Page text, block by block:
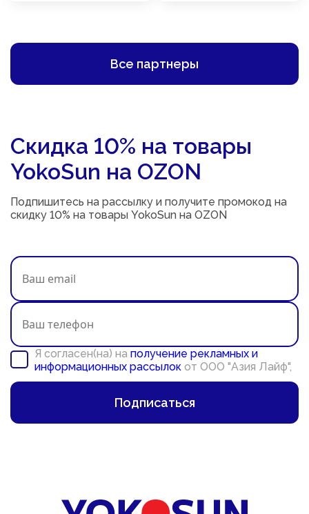
Все партнеры
Скидка 10% на товары
YokoSun на OZON
Подпишитесь на рассылку и получите промокод на
скидку 10% на товары YokoSun на OZON
Я согласен(на) на получение рекламных и
информационных рассылок от ООО "Азия Лайф",
Подписаться